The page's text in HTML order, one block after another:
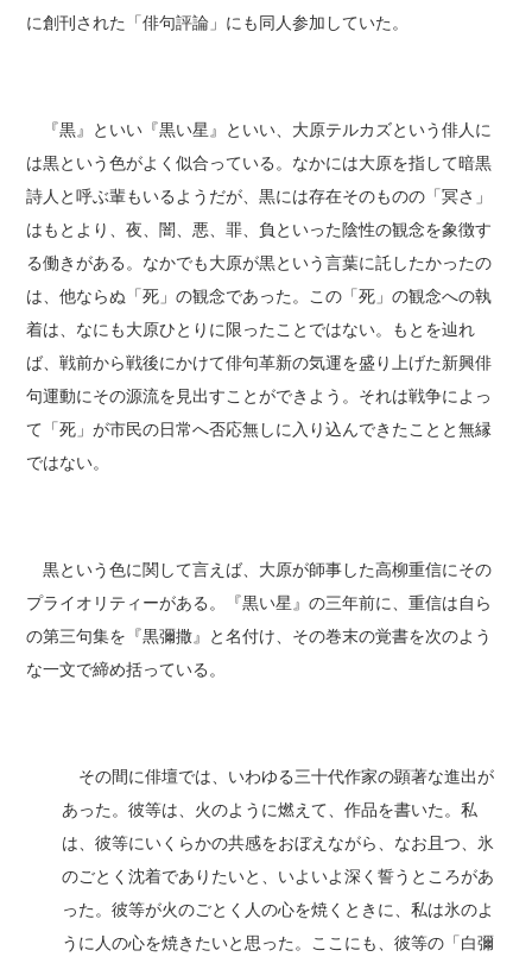
に創刊された「俳句評論」にも同人参加していた。
『黒』といい『黒い星』といい、大原テルカズという俳人に
は黒という色がよく似合っている。なかには大原を指して暗黒
詩人と呼ぶ輩もいるようだが、黒には存在そのものの「冥さ」
はもとより、夜、闇、悪、罪、負といった陰性の観念を象徴す
る働きがある。なかでも大原が黒という言葉に託したかったの
は、他ならぬ「死」の観念であった。この「死」の観念への執
着は、なにも大原ひとりに限ったことではない。もとを辿れ
ば、戦前から戦後にかけて俳句革新の気運を盛り上げた新興俳
句運動にその源流を見出すことができよう。それは戦争によっ
て「死」が市民の日常へ否応無しに入り込んできたことと無縁
ではない。
黒という色に関して言えば、大原が師事した高柳重信にその
プライオリティーがある。『黒い星』の三年前に、重信は自ら
の第三句集を『黒彌撒』と名付け、その巻末の覚書を次のよう
な一文で締め括っている。
その間に俳壇では、いわゆる三十代作家の顕著な進出が
あった。彼等は、火のように燃えて、作品を書いた。私
は、彼等にいくらかの共感をおぼえながら、なお且つ、氷
のごとく沈着でありたいと、いよいよ深く誓うところがあ
った。彼等が火のごとく人の心を焼くときに、私は氷のよ
うに人の心を焼きたいと思った。ここにも、彼等の「白彌